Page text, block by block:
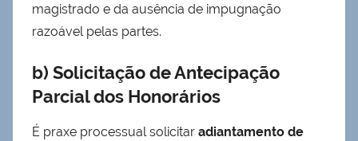
magistrado e da ausência de impugnação
razoável pelas partes.
b) Solicitação de Antecipação
Parcial dos Honorários
É praxe processual solicitar adiantamento de